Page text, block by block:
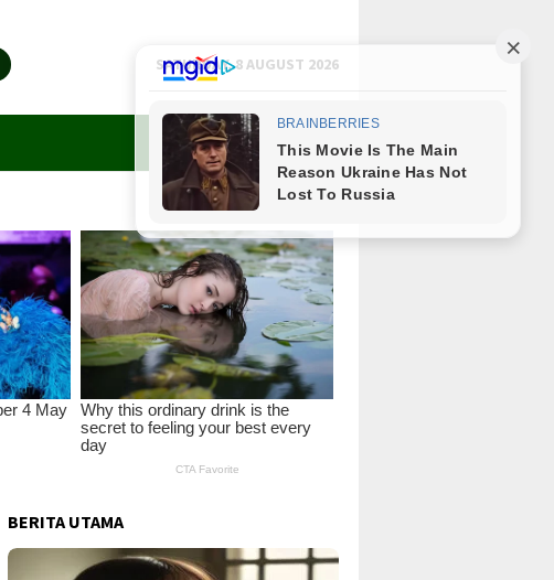
SATURDAY, 8 AUGUST 2026
BERITA UTAMA